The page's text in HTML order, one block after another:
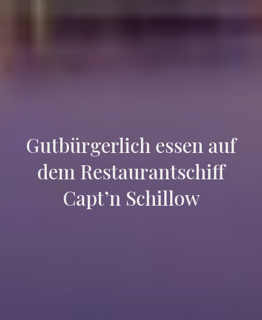
Gutbürgerlich essen auf
dem Restaurantschiff
Capt’n Schillow